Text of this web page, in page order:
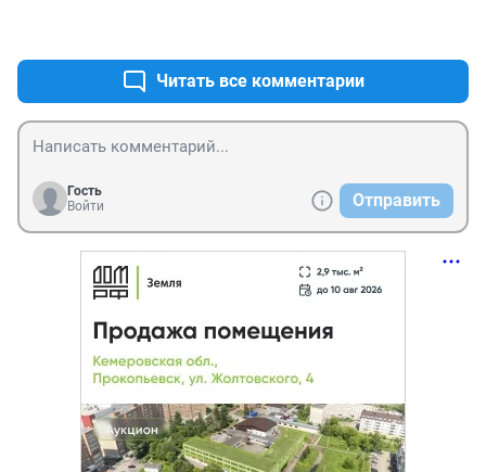
Читать все комментарии
Гость
Войти
Отправить